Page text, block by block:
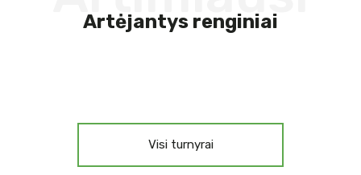
Artėjantys renginiai
Visi turnyrai